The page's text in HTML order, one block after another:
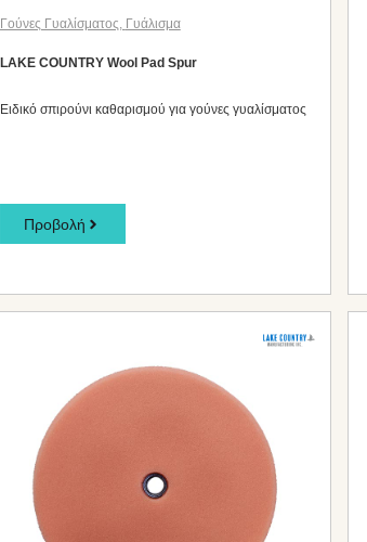
Γούνες Γυαλίσματος, Γυάλισμα
LAKE COUNTRY Wool Pad Spur
Ειδικό σπιρούνι καθαρισμού για γούνες γυαλίσματος
Προβολή